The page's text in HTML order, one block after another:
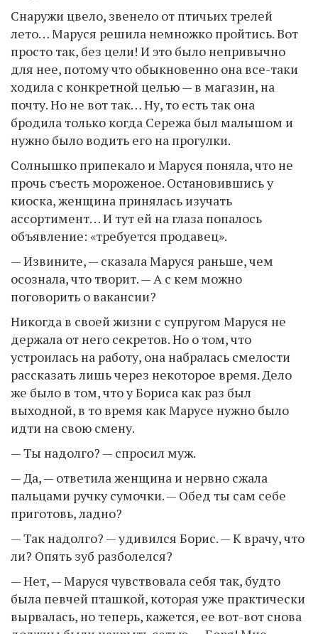
Снаружи цвело, звенело от птичьих трелей
лето… Маруся решила немножко пройтись. Вот
просто так, без цели! И это было непривычно
для нее, потому что обыкновенно она все-таки
ходила с конкретной целью — в магазин, на
почту. Но не вот так… Ну, то есть так она
бродила только когда Сережа был малышом и
нужно было водить его на прогулки.
Солнышко припекало и Маруся поняла, что не
прочь съесть мороженое. Остановившись у
киоска, женщина принялась изучать
ассортимент… И тут ей на глаза попалось
объявление: «требуется продавец».
— Извините, — сказала Маруся раньше, чем
осознала, что творит. — А с кем можно
поговорить о вакансии?
Никогда в своей жизни с супругом Маруся не
держала от него секретов. Но о том, что
устроилась на работу, она набралась смелости
рассказать лишь через некоторое время. Дело
же было в том, что у Бориса как раз был
выходной, в то время как Марусе нужно было
идти на свою смену.
— Ты надолго? — спросил муж.
— Да, — ответила женщина и нервно сжала
пальцами ручку сумочки. — Обед ты сам себе
приготовь, ладно?
— Так надолго? — удивился Борис. — К врачу, что
ли? Опять зуб разболелся?
— Нет, — Маруся чувствовала себя так, будто
была певчей пташкой, которая уже практически
вырвалась, но теперь, кажется, ее вот-вот снова